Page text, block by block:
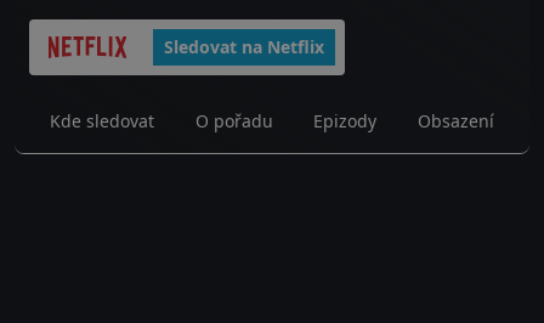
Sledovat na Netflix
Kde sledovat O pořadu Epizody Obsazení